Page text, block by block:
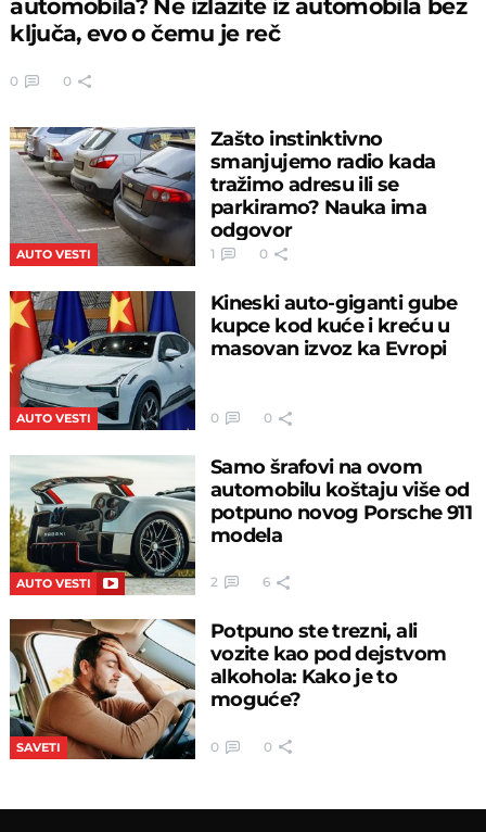
automobila? Ne izlazite iz automobila bez
ključa, evo o čemu je reč
0 0
AUTO VESTI
Zašto instinktivno
smanjujemo radio kada
tražimo adresu ili se
parkiramo? Nauka ima
odgovor
1 0
AUTO VESTI
Kineski auto-giganti gube
kupce kod kuće i kreću u
masovan izvoz ka Evropi
0 0
AUTO VESTI
Samo šrafovi na ovom
automobilu koštaju više od
potpuno novog Porsche 911
modela
2 6
SAVETI
Potpuno ste trezni, ali
vozite kao pod dejstvom
alkohola: Kako je to
moguće?
0 0